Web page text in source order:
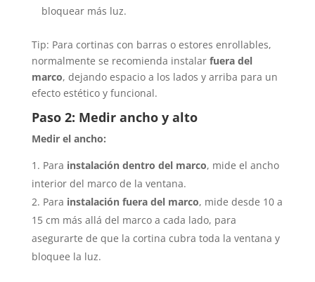
bloquear más luz.
Tip: Para cortinas con barras o estores enrollables,
normalmente se recomienda instalar fuera del
marco, dejando espacio a los lados y arriba para un
efecto estético y funcional.
Paso 2: Medir ancho y alto
Medir el ancho:
Para instalación dentro del marco, mide el ancho
interior del marco de la ventana.
Para instalación fuera del marco, mide desde 10 a
15 cm más allá del marco a cada lado, para
asegurarte de que la cortina cubra toda la ventana y
bloquee la luz.